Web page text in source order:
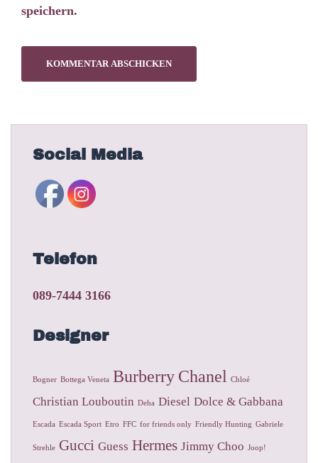
speichern.
Social Media
Telefon
089-7444 3166
Designer
Bogner Bottega Veneta Burberry Chanel Chloé
Christian Louboutin Deha Diesel Dolce & Gabbana
Escada Escada Sport Etro FFC for friends only Friendly Hunting Gabriele
Strehle Gucci Guess Hermes Jimmy Choo Joop!